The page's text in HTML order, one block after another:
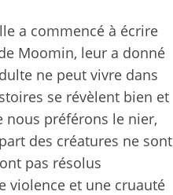
a commencé à écrire
Moomin, leur a donné
ne peut vivre dans
se révèlent bien et
préférons le nier,
des créatures ne sont
pas résolus
violence et une cruauté